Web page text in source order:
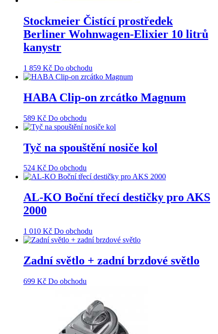
Stockmeier Čistící prostředek
Berliner Wohnwagen-Elixier 10 litrů
kanystr
1 859 Kč Do obchodu
HABA Clip-on zrcátko Magnum
589 Kč Do obchodu
Tyč na spouštění nosiče kol
524 Kč Do obchodu
AL-KO Boční třecí destičky pro AKS
2000
1 010 Kč Do obchodu
Zadní světlo + zadní brzdové světlo
699 Kč Do obchodu